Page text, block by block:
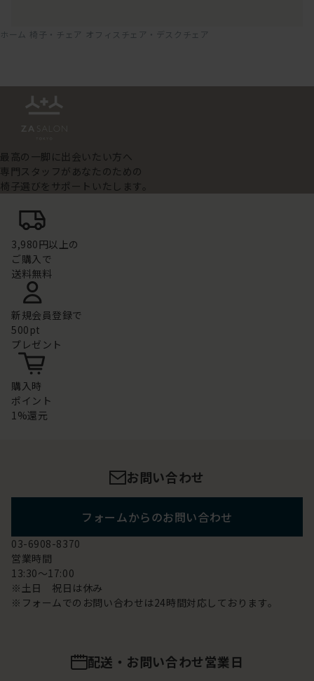
ホーム 椅子・チェア オフィスチェア・デスクチェア
最高の一脚に出会いたい方へ
専門スタッフがあなたのための
椅子選びをサポートいたします。
3,980円以上の
ご購入で
送料無料
新規会員登録で
500pt
プレゼント
購入時
ポイント
1%還元
お問い合わせ
フォームからのお問い合わせ
03-6908-8370
営業時間
13:30～17:00
※土日 祝日は休み
※フォームでのお問い合わせは24時間対応しております。
配送・お問い合わせ営業日